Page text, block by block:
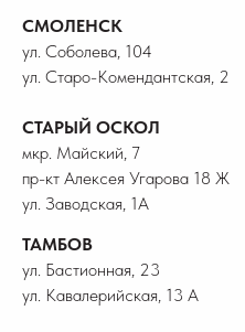
СМОЛЕНСК
ул. Соболева, 104
ул. Старо-Комендантская, 2
СТАРЫЙ ОСКОЛ
мкр. Майский, 7
пр-кт Алексея Угарова 18 Ж
ул. Заводская, 1А
ТАМБОВ
ул. Бастионная, 23
ул. Кавалерийская, 13 А